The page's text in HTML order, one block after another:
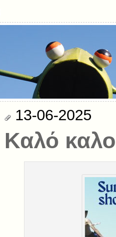
13-06-2025
Καλό